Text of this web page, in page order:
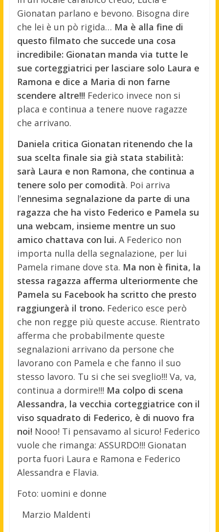
Gionatan parlano e bevono. Bisogna dire
che lei è un pò rigida… Ma è alla fine di
questo filmato che succede una cosa
incredibile: Gionatan manda via tutte le
sue corteggiatrici per lasciare solo Laura e
Ramona e dice a Maria di non farne
scendere altre!!! Federico invece non si
placa e continua a tenere nuove ragazze
che arrivano.
Daniela critica Gionatan ritenendo che la
sua scelta finale sia già stata stabilità:
sarà Laura e non Ramona, che continua a
tenere solo per comodità. Poi arriva
l’ennesima segnalazione da parte di una
ragazza che ha visto Federico e Pamela su
una webcam, insieme mentre un suo
amico chattava con lui. A Federico non
importa nulla della segnalazione, per lui
Pamela rimane dove sta. Ma non è finita, la
stessa ragazza afferma ulteriormente che
Pamela su Facebook ha scritto che presto
raggiungerà il trono. Federico esce però
che non regge più queste accuse. Rientrato
afferma che probabilmente queste
segnalazioni arrivano da persone che
lavorano con Pamela e che fanno il suo
stesso lavoro. Tu si che sei sveglio!!! Va, va,
continua a dormire!!! Ma colpo di scena
Alessandra, la vecchia corteggiatrice con il
viso squadrato di Federico, è di nuovo fra
noi! Nooo! Ti pensavamo al sicuro! Federico
vuole che rimanga: ASSURDO!!! Gionatan
porta fuori Laura e Ramona e Federico
Alessandra e Flavia.
Foto: uomini e donne
Marzio Maldenti